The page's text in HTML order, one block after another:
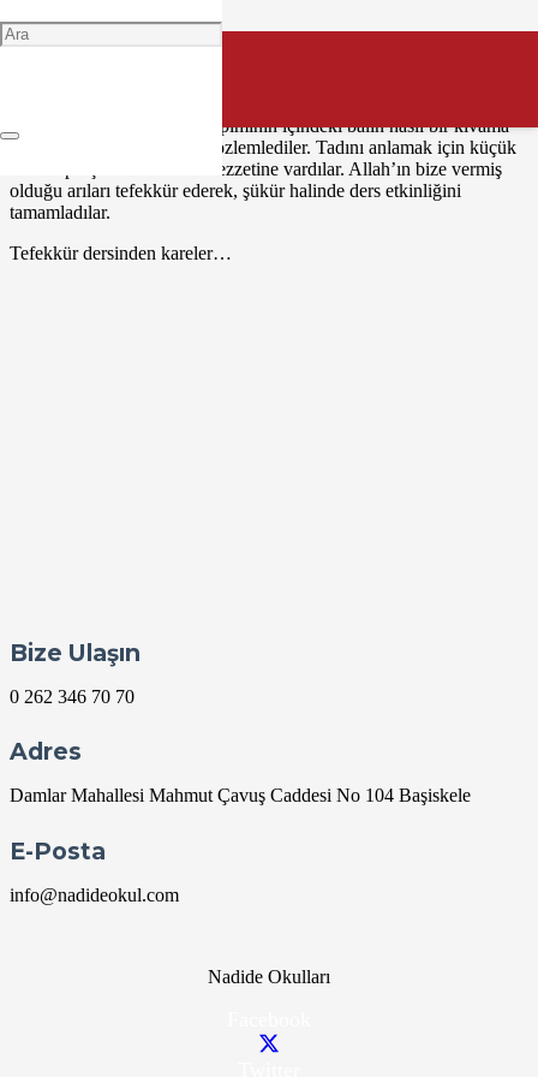
Özel Nadide İzmit Anaokulu öğrencileri bu ay Değer Eğitimi
görevlerinden olan petek yapımının içindeki balın nasıl bir kıvama
sahip olduğunu yakından gözlemlediler. Tadını anlamak için küçük
ekmek parçalarına sürerek lezzetine vardılar. Allah’ın bize vermiş
olduğu arıları tefekkür ederek, şükür halinde ders etkinliğini
tamamladılar.
Tefekkür dersinden kareler…
Bize Ulaşın
0 262 346 70 70
Adres
Damlar Mahallesi Mahmut Çavuş Caddesi No 104 Başiskele
E-Posta
info@nadideokul.com
Nadide Okulları